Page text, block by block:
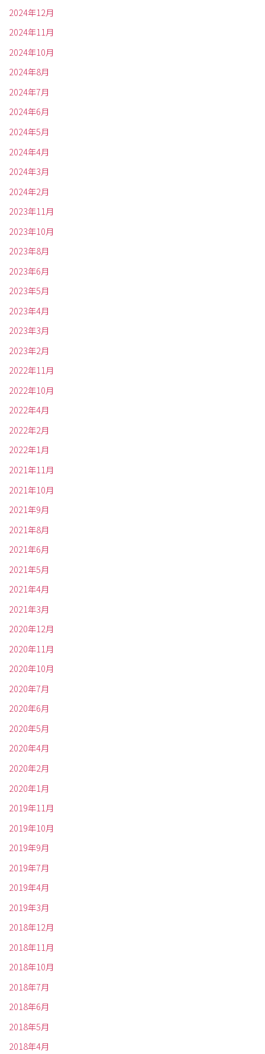
2024年12月
2024年11月
2024年10月
2024年8月
2024年7月
2024年6月
2024年5月
2024年4月
2024年3月
2024年2月
2023年11月
2023年10月
2023年8月
2023年6月
2023年5月
2023年4月
2023年3月
2023年2月
2022年11月
2022年10月
2022年4月
2022年2月
2022年1月
2021年11月
2021年10月
2021年9月
2021年8月
2021年6月
2021年5月
2021年4月
2021年3月
2020年12月
2020年11月
2020年10月
2020年7月
2020年6月
2020年5月
2020年4月
2020年2月
2020年1月
2019年11月
2019年10月
2019年9月
2019年7月
2019年4月
2019年3月
2018年12月
2018年11月
2018年10月
2018年7月
2018年6月
2018年5月
2018年4月